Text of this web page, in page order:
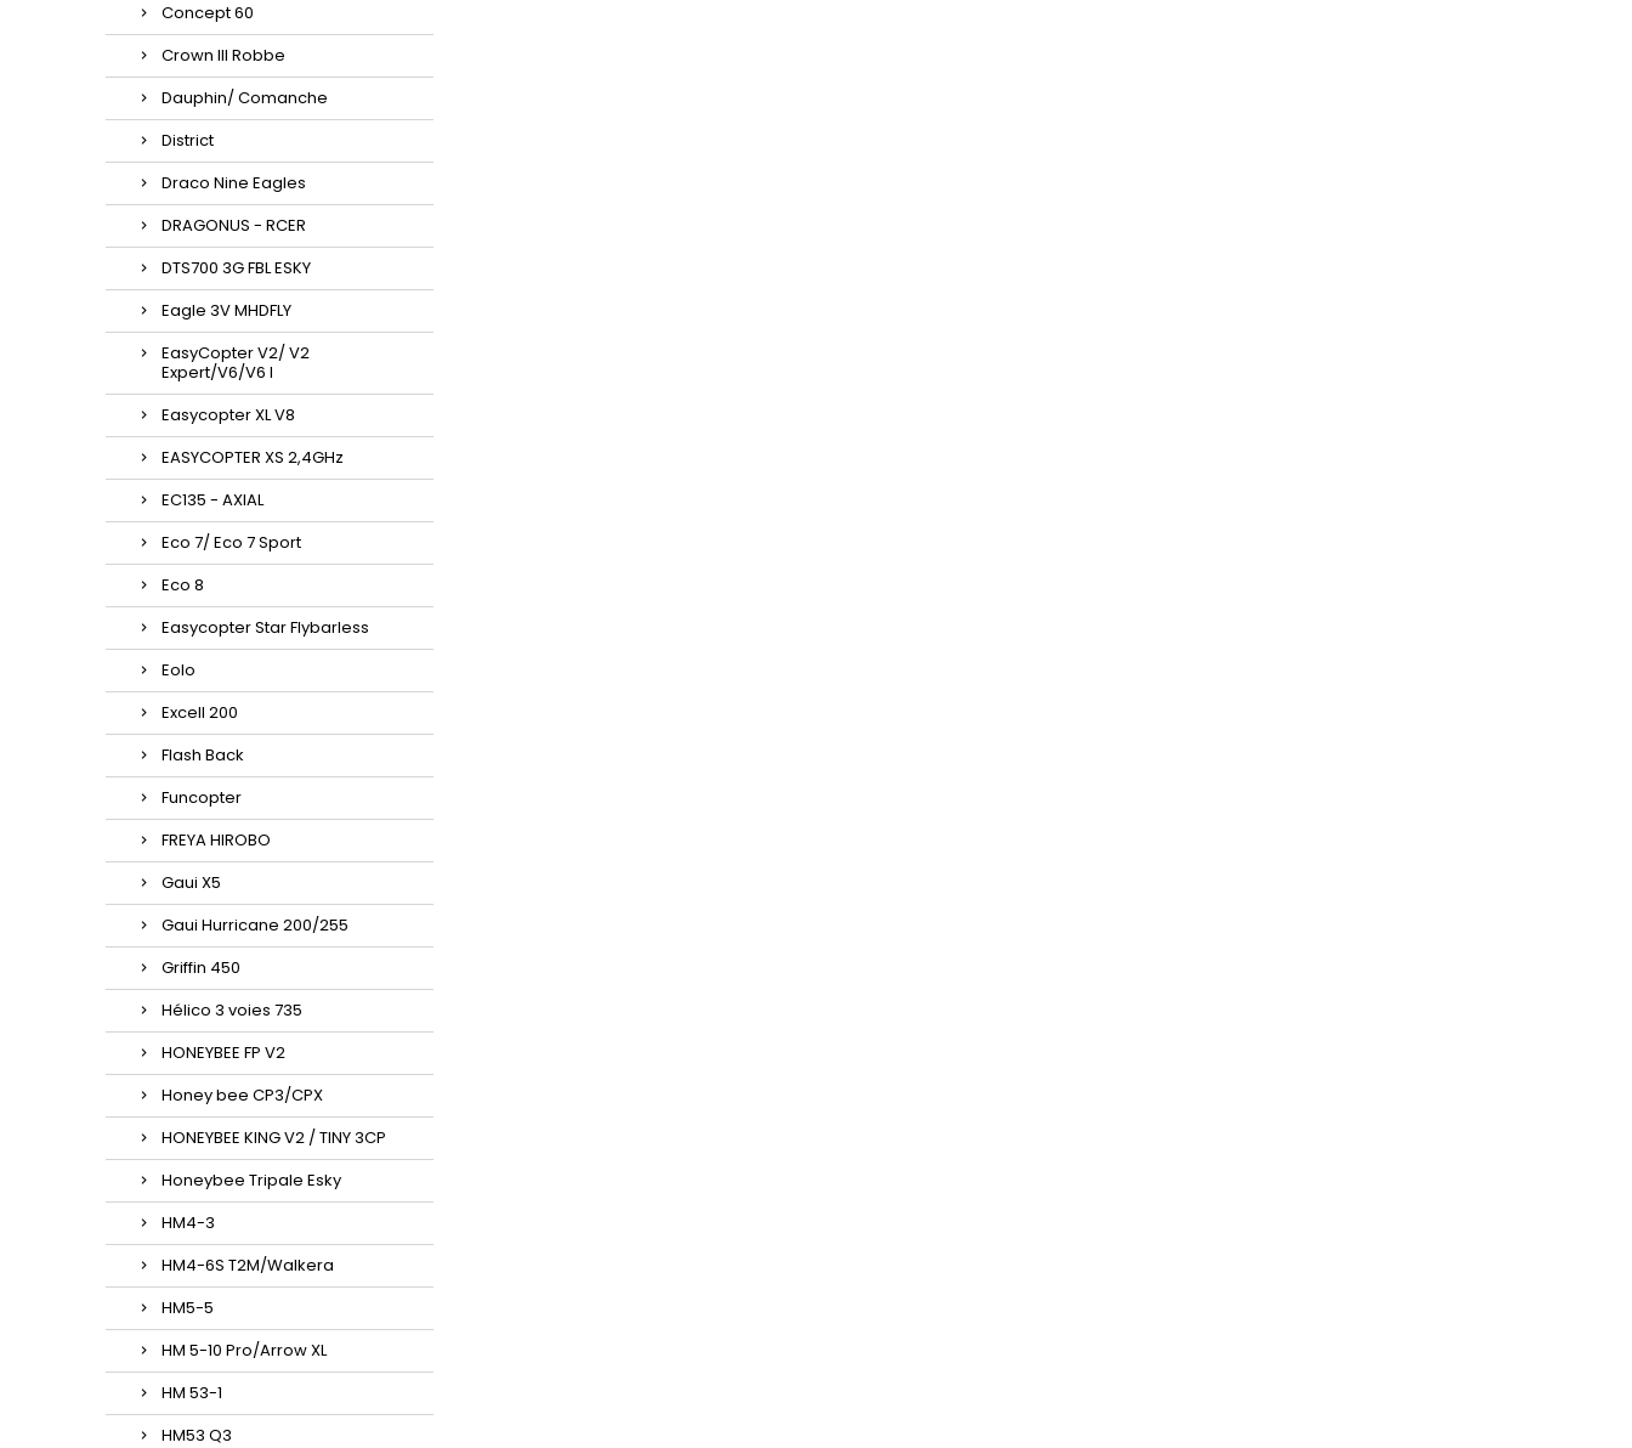
Concept 60
Crown III Robbe
Dauphin/ Comanche
District
Draco Nine Eagles
DRAGONUS - RCER
DTS700 3G FBL ESKY
Eagle 3V MHDFLY
EasyCopter V2/ V2
Expert/V6/V6 l
Easycopter XL V8
EASYCOPTER XS 2,4GHz
EC135 - AXIAL
Eco 7/ Eco 7 Sport
Eco 8
Easycopter Star Flybarless
Eolo
Excell 200
Flash Back
Funcopter
FREYA HIROBO
Gaui X5
Gaui Hurricane 200/255
Griffin 450
Hélico 3 voies 735
HONEYBEE FP V2
Honey bee CP3/CPX
HONEYBEE KING V2 / TINY 3CP
Honeybee Tripale Esky
HM4-3
HM4-6S T2M/Walkera
HM5-5
HM 5-10 Pro/Arrow XL
HM 53-1
HM53 Q3